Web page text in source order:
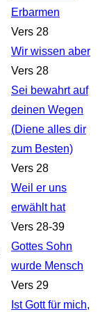
Erbarmen
Vers 28
Wir wissen aber
Vers 28
Sei bewahrt auf
deinen Wegen
(Diene alles dir
zum Besten)
Vers 28
Weil er uns
erwählt hat
Vers 28-39
Gottes Sohn
wurde Mensch
Vers 29
Ist Gott für mich,